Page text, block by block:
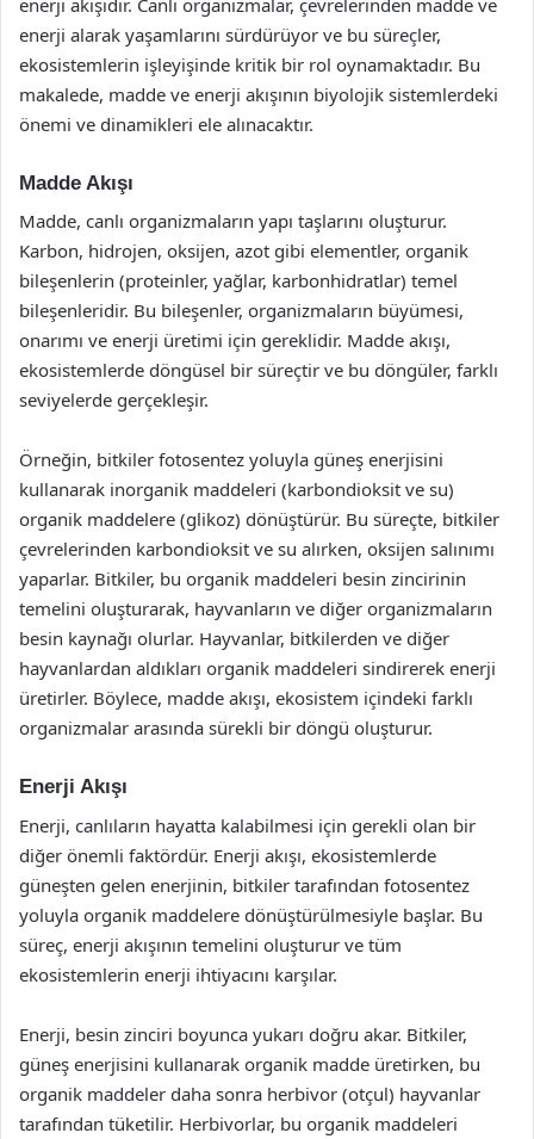
enerji alarak yaşamlarını sürdürüyor ve bu süreçler,
ekosistemlerin işleyişinde kritik bir rol oynamaktadır. Bu
makalede, madde ve enerji akışının biyolojik sistemlerdeki
önemi ve dinamikleri ele alınacaktır.
Madde Akışı
Madde, canlı organizmaların yapı taşlarını oluşturur.
Karbon, hidrojen, oksijen, azot gibi elementler, organik
bileşenlerin (proteinler, yağlar, karbonhidratlar) temel
bileşenleridir. Bu bileşenler, organizmaların büyümesi,
onarımı ve enerji üretimi için gereklidir. Madde akışı,
ekosistemlerde döngüsel bir süreçtir ve bu döngüler, farklı
seviyelerde gerçekleşir.
Örneğin, bitkiler fotosentez yoluyla güneş enerjisini
kullanarak inorganik maddeleri (karbondioksit ve su)
organik maddelere (glikoz) dönüştürür. Bu süreçte, bitkiler
çevrelerinden karbondioksit ve su alırken, oksijen salınımı
yaparlar. Bitkiler, bu organik maddeleri besin zincirinin
temelini oluşturarak, hayvanların ve diğer organizmaların
besin kaynağı olurlar. Hayvanlar, bitkilerden ve diğer
hayvanlardan aldıkları organik maddeleri sindirerek enerji
üretirler. Böylece, madde akışı, ekosistem içindeki farklı
organizmalar arasında sürekli bir döngü oluşturur.
Enerji Akışı
Enerji, canlıların hayatta kalabilmesi için gerekli olan bir
diğer önemli faktördür. Enerji akışı, ekosistemlerde
güneşten gelen enerjinin, bitkiler tarafından fotosentez
yoluyla organik maddelere dönüştürülmesiyle başlar. Bu
süreç, enerji akışının temelini oluşturur ve tüm
ekosistemlerin enerji ihtiyacını karşılar.
Enerji, besin zinciri boyunca yukarı doğru akar. Bitkiler,
güneş enerjisini kullanarak organik madde üretirken, bu
organik maddeler daha sonra herbivor (otçul) hayvanlar
tarafından tüketilir. Herbivorlar, bu organik maddeleri